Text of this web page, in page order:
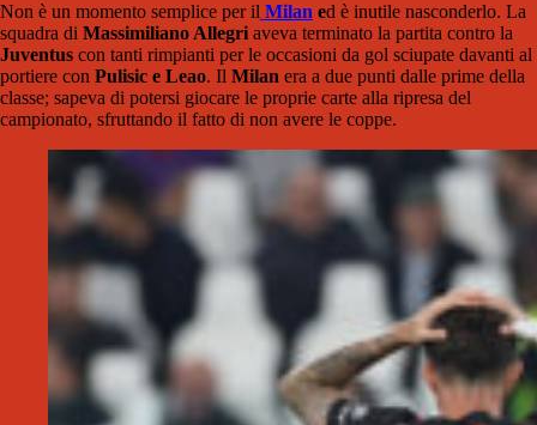
Non è un momento semplice per il Milan ed è inutile nasconderlo. La
squadra di Massimiliano Allegriaveva terminato la partita contro la
Juventus con tanti rimpianti per le occasioni da gol sciupate davanti al
portiere con Pulisic e Leao. Il Milan era a due punti dalle prime della
classe; sapeva di potersi giocare le proprie carte alla ripresa del
campionato, sfruttando il fatto di non avere le coppe.